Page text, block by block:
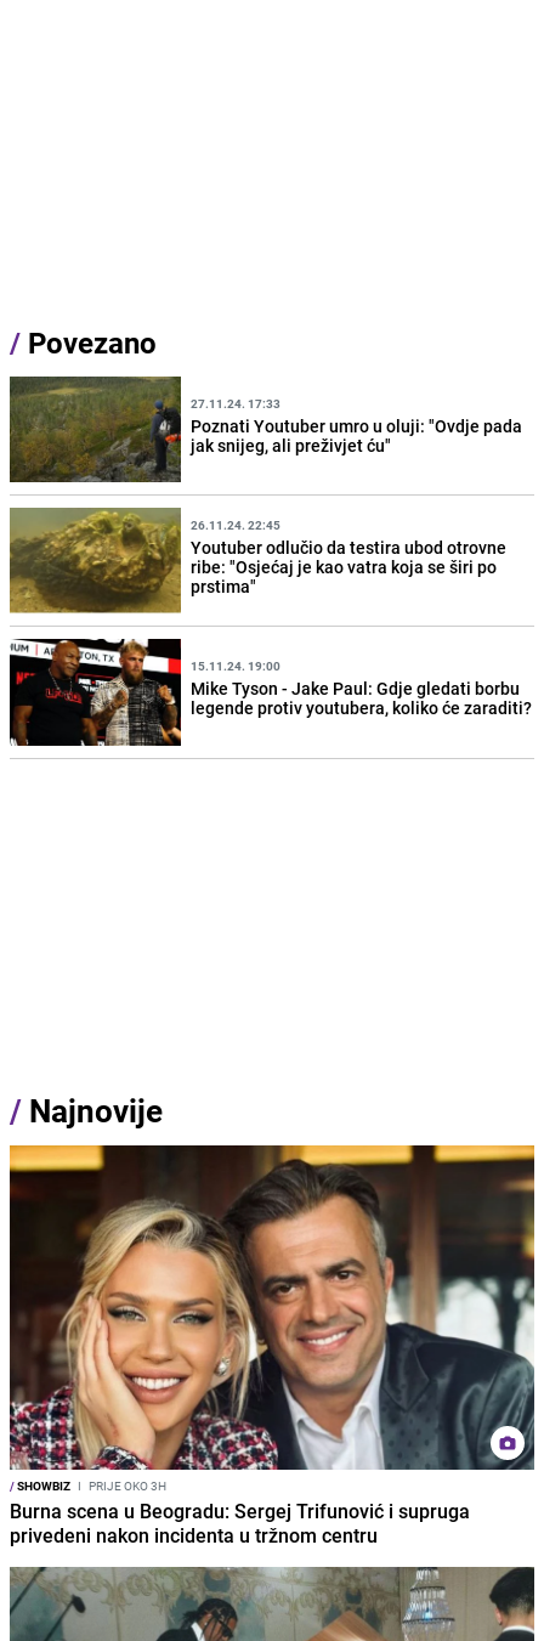
/ Povezano
27.11.24. 17:33
Poznati Youtuber umro u oluji: "Ovdje pada
jak snijeg, ali preživjet ću"
26.11.24. 22:45
Youtuber odlučio da testira ubod otrovne
ribe: "Osjećaj je kao vatra koja se širi po
prstima"
15.11.24. 19:00
Mike Tyson - Jake Paul: Gdje gledati borbu
legende protiv youtubera, koliko će zaraditi?
/ Najnovije
/SHOWBIZ I PRIJE OKO 3H
Burna scena u Beogradu: Sergej Trifunović i supruga
privedeni nakon incidenta u tržnom centru